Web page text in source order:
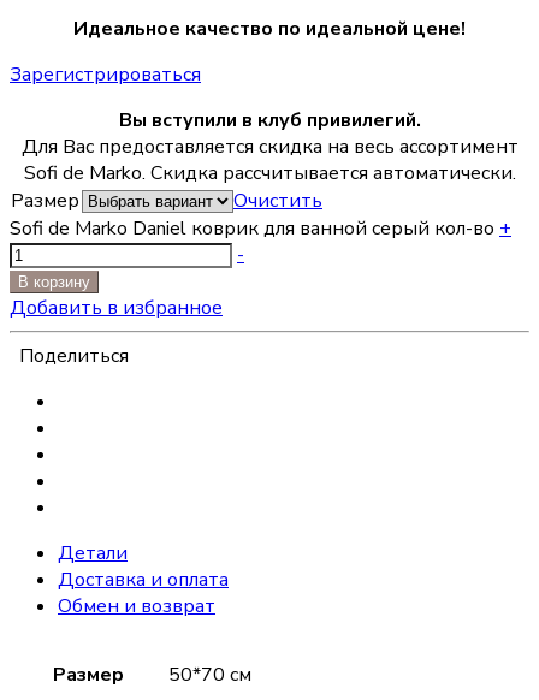
Идеальное качество по идеальной цене!
Зарегистрироваться
Вы вступили в клуб привилегий.
Для Вас предоставляется скидка на весь ассортимент
Sofi de Marko. Скидка рассчитывается автоматически.
Размер
Очистить
Sofi de Marko Daniel коврик для ванной серый кол-во +
-
В корзину
Добавить в избранное
Поделиться
Детали
Доставка и оплата
Обмен и возврат
Размер 50*70 см